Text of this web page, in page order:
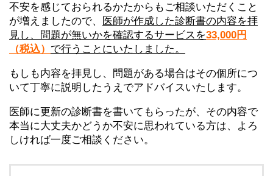
不安を感じておられるかたからもご相談いただくこと
が増えましたので、
医師が作成した診断書の内容を拝
見し、問題が無いかを確認するサービスを33,000円
（税込） で行うことにいたしました。
もしも内容を拝見し、問題がある場合はその個所につ
いて丁寧に説明したうえでアドバイスいたします。
医師に更新の診断書を書いてもらったが、その内容で
本当に大丈夫かどうか不安に思われている方は、よろ
しければ一度ご相談ください。